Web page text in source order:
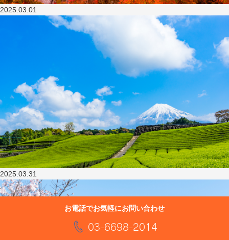
2025.03.01
2025.03.31
お電話でお気軽にお問い合わせ
03-6698-2014